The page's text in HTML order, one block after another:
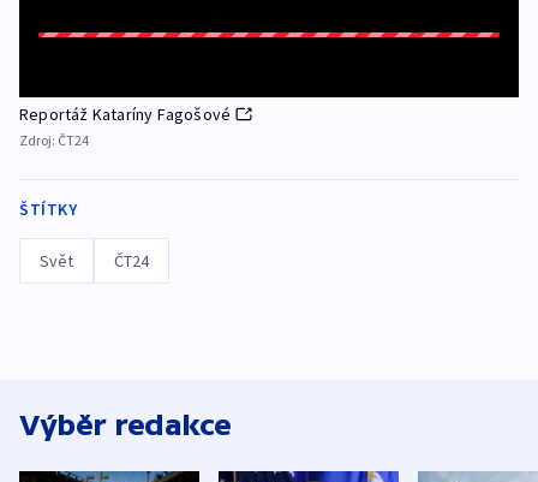
Reportáž Kataríny Fagošové
Zdroj: ČT24
ŠTÍTKY
Svět ČT24
Výběr redakce